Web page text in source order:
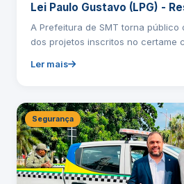
Lei Paulo Gustavo (LPG) -
A Prefeitura de SMT torna público
dos projetos inscritos no certame
Ler mais
Segurança